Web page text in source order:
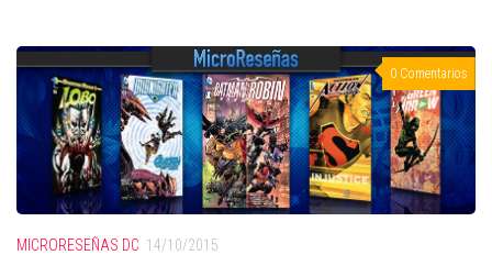
0 Comentarios
MICRORESEÑAS DC 14/10/2015